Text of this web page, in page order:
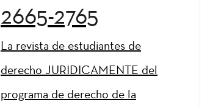
2665-2765
La revista de estudiantes de
derecho JURIDICAMENTE del
programa de derecho de la